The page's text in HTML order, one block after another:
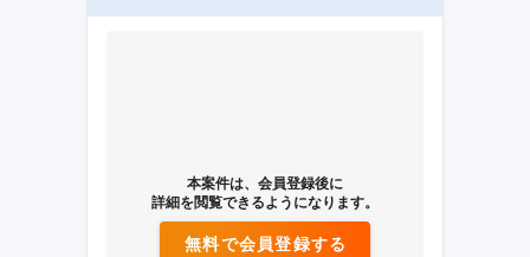
本案件は、会員登録後に
詳細を閲覧できるようになります。
無料で会員登録する